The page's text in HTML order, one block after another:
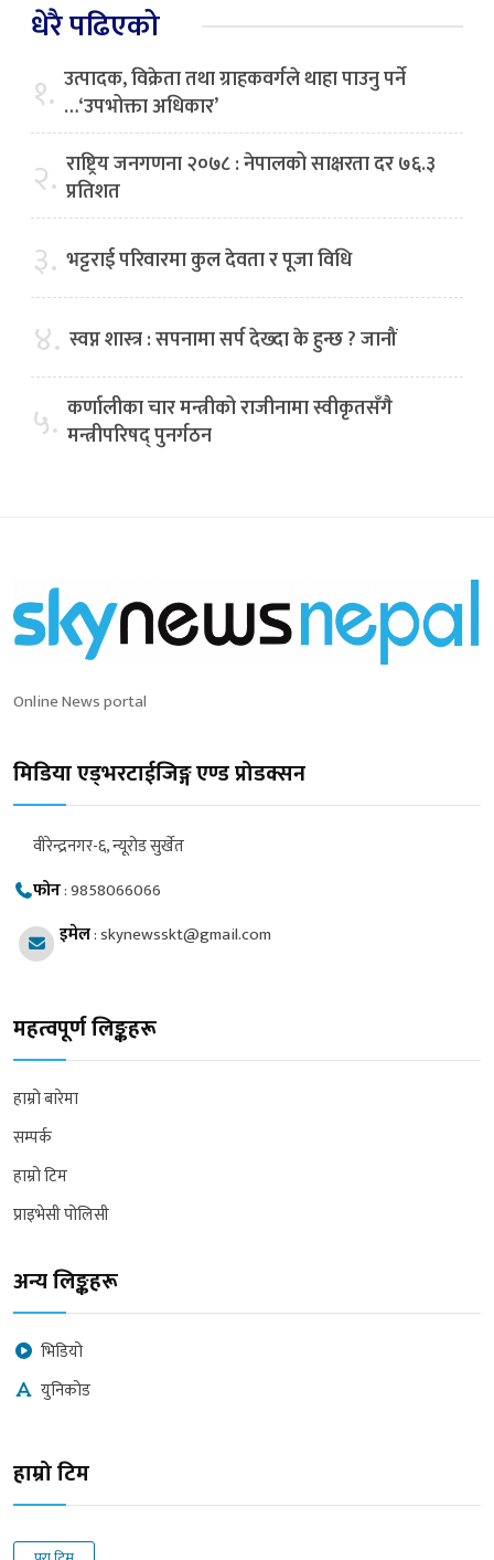
धेरै पढिएको
१. उत्पादक, विक्रेता तथा ग्राहकवर्गले थाहा पाउनु पर्ने
…‘उपभोक्ता अधिकार’
२. राष्ट्रिय जनगणना २०७८ : नेपालको साक्षरता दर ७६.३
प्रतिशत
३. भट्टराई परिवारमा कुल देवता र पूजा विधि
४. स्वप्न शास्त्र : सपनामा सर्प देख्दा के हुन्छ ? जानौं
५. कर्णालीका चार मन्त्रीको राजीनामा स्वीकृतसँगै
मन्त्रीपरिषद् पुनर्गठन
Online News portal
मिडिया एड्भरटाईजिङ्ग एण्ड प्रोडक्सन
वीरेन्द्रनगर-६, न्यूरोड सुर्खेत
फोन:9858066066
इमेल:skynewsskt@gmail.com
महत्वपूर्ण लिङ्कहरू
हाम्रो बारेमा
सम्पर्क
हाम्रो टिम
प्राइभेसी पोलिसी
अन्य लिङ्कहरू
भिडियो
युनिकोड
हाम्रो टिम